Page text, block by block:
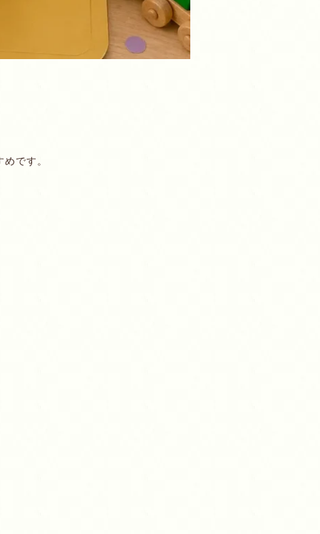
です。